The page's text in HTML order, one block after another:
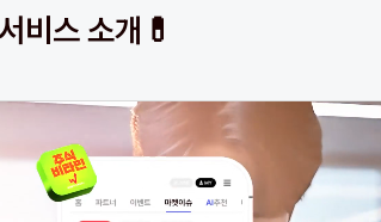
비스 소개💊